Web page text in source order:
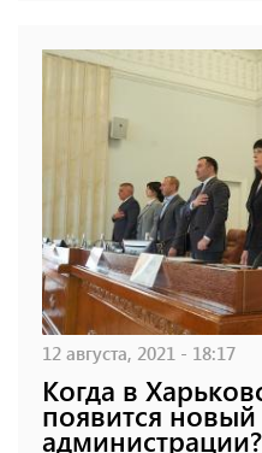
12 августа, 2021 - 18:17
Когда в
появится новый
администрации?